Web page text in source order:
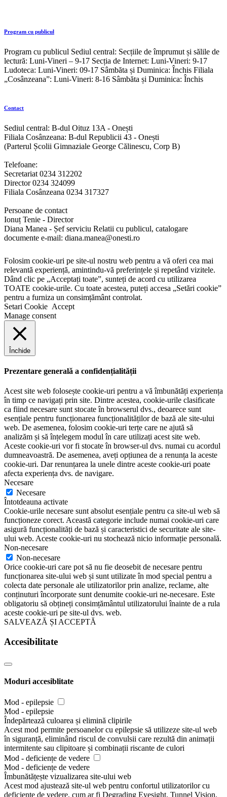
Program cu publicul
Program cu publicul Sediul central: Secțiile de împrumut și sălile de
lectură: Luni-Vineri – 9-17 Secția de Internet: Luni-Vineri: 9-17
Ludoteca: Luni-Vineri: 09-17 Sâmbăta și Duminica: Închis Filiala
„Cosânzeana”: Luni-Vineri: 8-16 Sâmbăta și Duminica: Închis
Contact
Sediul central: B-dul Oituz 13A - Onești
Filiala Cosânzeana: B-dul Republicii 43 - Onești
(Parterul Școlii Gimnaziale George Călinescu, Corp B)
Telefoane:
Secretariat 0234 312202
Director 0234 324099
Filiala Cosânzeana 0234 317327
Persoane de contact
Ionuț Tenie - Director
Diana Manea - Șef serviciu Relatii cu publicul, catalogare
documente e-mail: diana.manea@onesti.ro
Folosim cookie-uri pe site-ul nostru web pentru a vă oferi cea mai
relevantă experiență, amintindu-vă preferințele și repetând vizitele.
Dând clic pe „Acceptați toate”, sunteți de acord cu utilizarea
TOATE cookie-urile. Cu toate acestea, puteți accesa „Setări cookie”
pentru a furniza un consimțământ controlat.
Setari Cookie Accept
Manage consent
Închide
Prezentare generală a confidențialității
Acest site web folosește cookie-uri pentru a vă îmbunătăți experiența
în timp ce navigați prin site. Dintre acestea, cookie-urile clasificate
ca fiind necesare sunt stocate în browserul dvs., deoarece sunt
esențiale pentru funcționarea funcționalităților de bază ale site-ului
web. De asemenea, folosim cookie-uri terțe care ne ajută să
analizăm și să înțelegem modul în care utilizați acest site web.
Aceste cookie-uri vor fi stocate în browser-ul dvs. numai cu acordul
dumneavoastră. De asemenea, aveți opțiunea de a renunța la aceste
cookie-uri. Dar renunțarea la unele dintre aceste cookie-uri poate
afecta experiența dvs. de navigare.
Necesare
Necesare
Întotdeauna activate
Cookie-urile necesare sunt absolut esențiale pentru ca site-ul web să
funcționeze corect. Această categorie include numai cookie-uri care
asigură funcționalități de bază și caracteristici de securitate ale site-
ului web. Aceste cookie-uri nu stochează nicio informație personală.
Non-necesare
Non-necesare
Orice cookie-uri care pot să nu fie deosebit de necesare pentru
funcționarea site-ului web și sunt utilizate în mod special pentru a
colecta date personale ale utilizatorilor prin analize, reclame, alte
conținuturi încorporate sunt denumite cookie-uri ne-necesare. Este
obligatoriu să obțineți consimțământul utilizatorului înainte de a rula
aceste cookie-uri pe site-ul dvs. web.
SALVEAZĂ ȘI ACCEPTĂ
Accesibilitate
Moduri accesiblitate
Mod - epilepsie
Mod - epilepsie
Îndepărtează culoarea și elimină clipirile
Acest mod permite persoanelor cu epilepsie să utilizeze site-ul web
în siguranță, eliminând riscul de convulsii care rezultă din animații
intermitente sau clipitoare și combinații riscante de culori
Mod - deficiențe de vedere
Mod - deficiențe de vedere
Îmbunătățește vizualizarea site-ului web
Acest mod ajustează site-ul web pentru confortul utilizatorilor cu
deficiențe de vedere, cum ar fi Degrading Eyesight, Tunnel Vision,